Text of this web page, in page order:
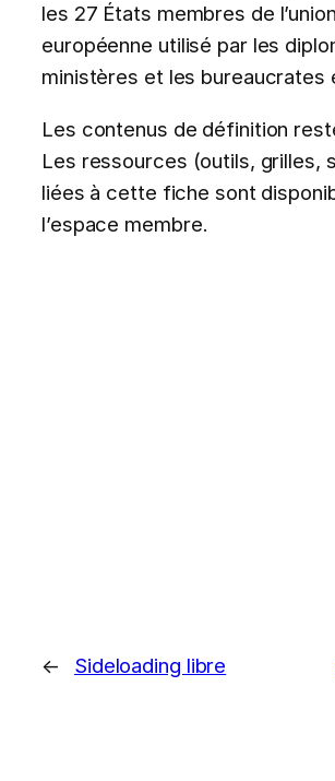
les 27 États membres de l’union
européenne utilisé par les
ministères et les bureaucrates
Les contenus de définition
Les ressources (outils, grilles,
liées à cette fiche sont
l’espace membre.
← Sideloading libre